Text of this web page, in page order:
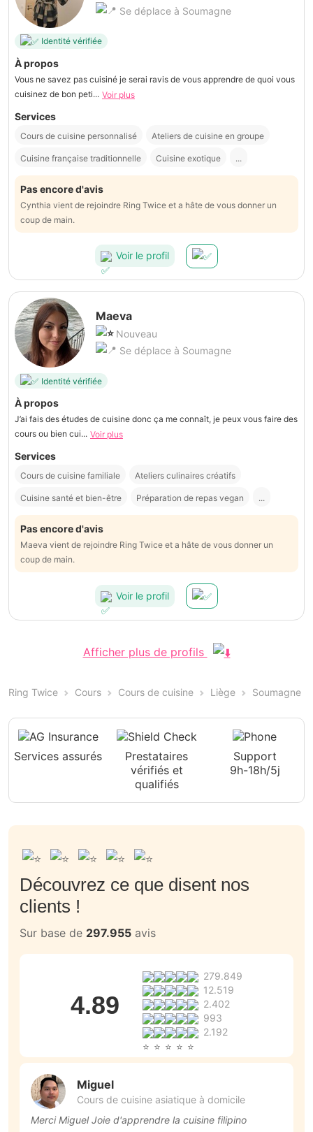
Se déplace à Soumagne
Identité vérifiée
À propos
Vous ne savez pas cuisiné je serai ravis de vous apprendre de quoi vous
cuisinez de bon peti... Voir plus
Services
Cours de cuisine personnalisé Ateliers de cuisine en groupe
Cuisine française traditionnelle Cuisine exotique ...
Pas encore d'avis
Cynthia vient de rejoindre Ring Twice et a hâte de vous donner un
coup de main.
Voir le profil
Maeva
Nouveau
Se déplace à Soumagne
Identité vérifiée
À propos
J’ai fais des études de cuisine donc ça me connaît, je peux vous faire des
cours ou bien cui... Voir plus
Services
Cours de cuisine familiale Ateliers culinaires créatifs
Cuisine santé et bien-être Préparation de repas vegan ...
Pas encore d'avis
Maeva vient de rejoindre Ring Twice et a hâte de vous donner un
coup de main.
Voir le profil
Afficher plus de profils
Ring Twice Cours Cours de cuisine Liège Soumagne
Services assurés
Prestataires
vérifiés et
qualifiés
Support
9h-18h/5j
Découvrez ce que disent nos
clients !
Sur base de 297.955 avis
4.89
279.849
12.519
2.402
993
2.192
Miguel
Cours de cuisine asiatique à domicile
Merci Miguel Joie d'apprendre la cuisine filipino